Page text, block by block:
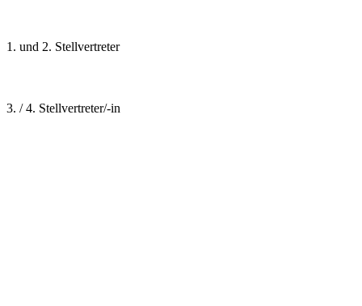
1. und 2. Stellvertreter
3. / 4. Stellvertreter/-in